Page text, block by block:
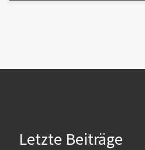
Letzte Beiträge